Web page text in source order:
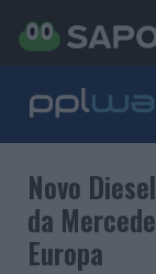
Novo
da
Europa